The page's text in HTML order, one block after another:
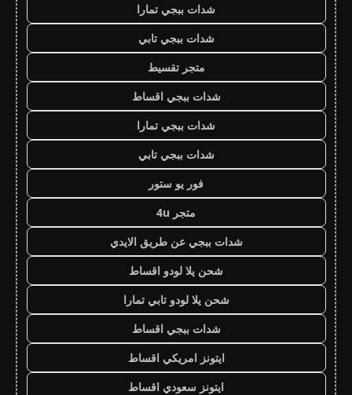
شدات ببجي تمارا
شدات ببجي تابي
متجر تقسيط
شدات ببجي اقساط
شدات ببجي تمارا
شدات ببجي تابي
فور يو ستور
متجر 4u
شدات ببجي عن طريق الايدي
شحن يلا لودو اقساط
شحن يلا لودو تابي تمارا
شدات ببجي اقساط
ايتونز امريكي اقساط
ايتونز سعودي اقساط